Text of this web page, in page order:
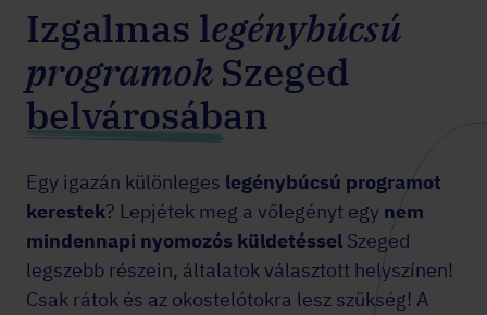
Izgalmas legénybúcsú
programokSzeged
belvárosában
Egy igazán különleges legénybúcsú programot
kerestek? Lepjétek meg a vőlegényt egy nem
mindennapi nyomozós küldetéssel Szeged
legszebb részein, általatok választott helyszínen!
Csak rátok és az okostelótokra lesz szükség! A